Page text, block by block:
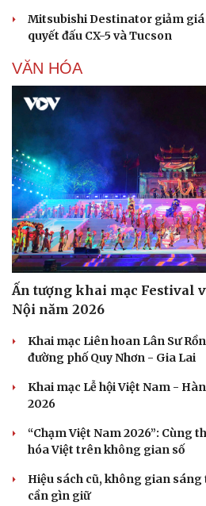
Mitsubishi Destinator giảm
quyết đấu CX-5 và Tucson
VĂN HÓA
Ấn tượng khai mạc Festival
Nội năm 2026
Khai mạc Liên hoan Lân Sư
đường phố Quy Nhơn - Gia Lai
Khai mạc Lễ hội Việt Nam -
2026
“Chạm Việt Nam 2026”: Cùng
hóa Việt trên không gian số
Hiệu sách cũ, không gian
cần gìn giữ